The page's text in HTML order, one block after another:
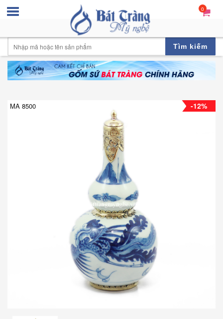
0
Tìm kiếm
-12%
MA 8500